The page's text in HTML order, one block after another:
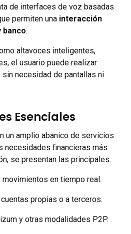
de interfaces de voz basadas
permiten una interacción
banco.
altavoces inteligentes,
el usuario puede realizar
necesidad de pantallas ni
Esenciales
un amplio abanico de servicios
necesidades financieras más
se presentan las principales:
en tiempo real.
propias o a terceros.
y otras modalidades P2P.